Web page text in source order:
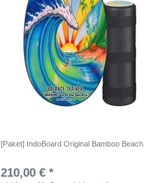
[Paket] IndoBoard Original Bamboo Beach
210,00 € *